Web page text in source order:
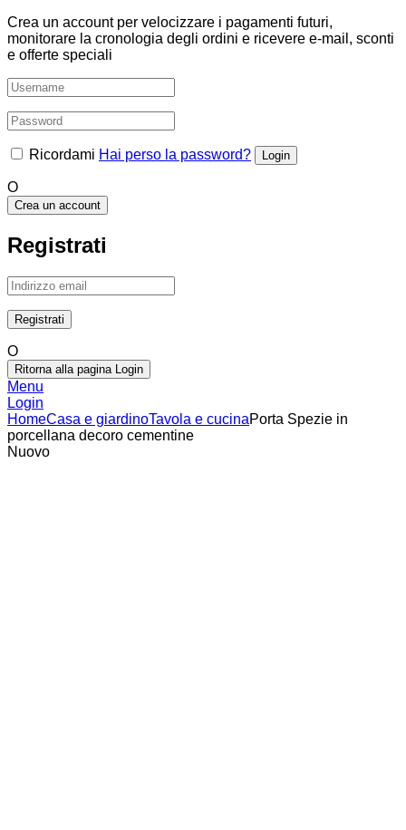
Crea un account per velocizzare i pagamenti futuri,
monitorare la cronologia degli ordini e ricevere e-mail, sconti
e offerte speciali
Ricordami Hai perso la password?
O
Crea un account
Registrati
O
Ritorna alla pagina Login
Menu
Login
HomeCasa e giardinoTavola e cucinaPorta Spezie in
porcellana decoro cementine
Nuovo